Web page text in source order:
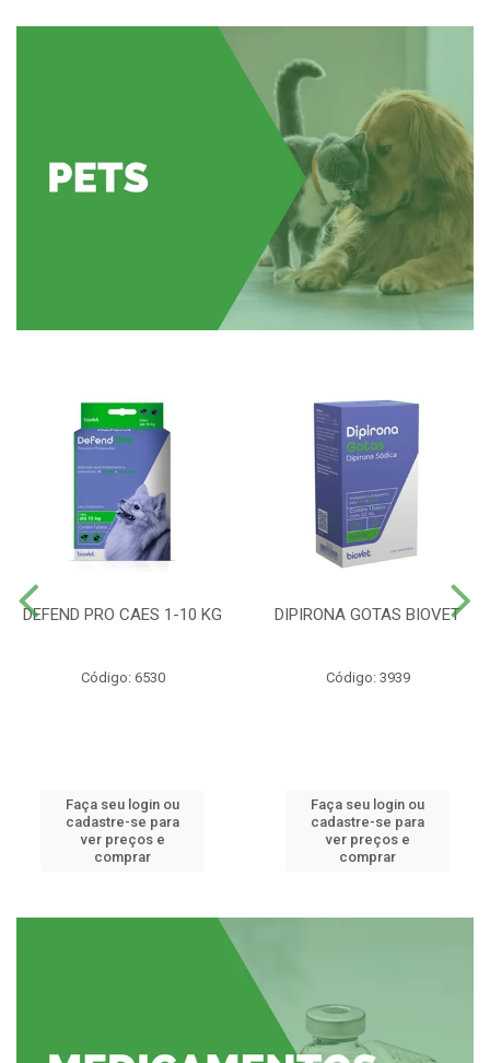
DEFEND PRO CAES 1-10 KG
Código: 6530
Faça seu login ou
cadastre-se para
ver preços e
comprar
DIPIRONA GOTAS BIOVET
Código: 3939
Faça seu login ou
cadastre-se para
ver preços e
comprar